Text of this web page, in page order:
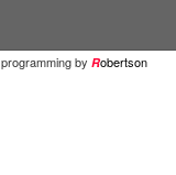
programming by Robertson